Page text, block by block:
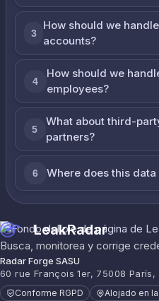
3
How should we
accounts?
4
How should we
employees?
5
What about third-
partners?
6 Where does this
LeakRadar
Busca, monitorea y corrige
Radar Forge SASU
60 rue François 1er, 75008 París,
Conforme RGPD Alojado en la